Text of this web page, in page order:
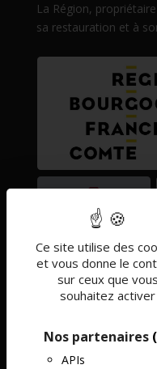
Ce site utilise des
et vous donne le
sur ceux que vous
souhaitez activer
Nos partenaires
APIs
La Région,
sa restauration et à